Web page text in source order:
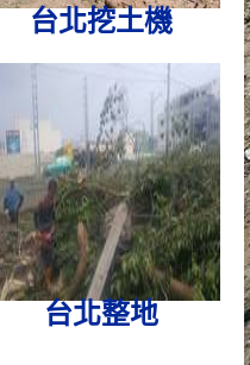
台北挖土機
台北整地